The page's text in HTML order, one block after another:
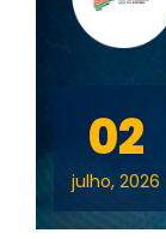
02
julho, 2026